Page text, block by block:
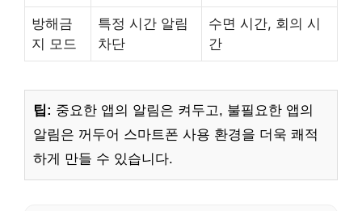
방해금
지 모드
특정 시간 알림
차단
수면 시간, 회의 시
간
팁: 중요한 앱의 알림은 켜두고, 불필요한 앱의
알림은 꺼두어 스마트폰 사용 환경을 더욱 쾌적
하게 만들 수 있습니다.